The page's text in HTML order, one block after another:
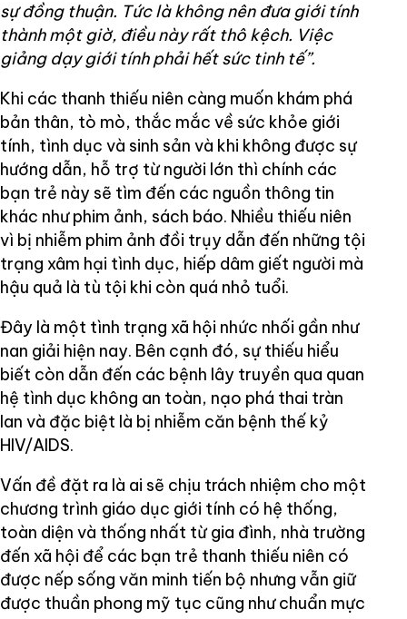
sự đồng thuận. Tức là không nên đưa giới tính
thành một giờ, điều này rất thô kệch. Việc
giảng dạy giới tính phải hết sức tinh tế”.
Khi các thanh thiếu niên càng muốn khám phá
bản thân, tò mò, thắc mắc về sức khỏe giới
tính, tình dục và sinh sản và khi không được sự
hướng dẫn, hỗ trợ từ người lớn thì chính các
bạn trẻ này sẽ tìm đến các nguồn thông tin
khác như phim ảnh, sách báo. Nhiều thiếu niên
vì bị nhiễm phim ảnh đồi trụy dẫn đến những tội
trạng xâm hại tình dục, hiếp dâm giết người mà
hậu quả là tù tội khi còn quá nhỏ tuổi.
Đây là một tình trạng xã hội nhức nhối gần như
nan giải hiện nay. Bên cạnh đó, sự thiếu hiểu
biết còn dẫn đến các bệnh lây truyền qua quan
hệ tình dục không an toàn, nạo phá thai tràn
lan và đặc biệt là bị nhiễm căn bệnh thế kỷ
HIV/AIDS.
Vấn đề đặt ra là ai sẽ chịu trách nhiệm cho một
chương trình giáo dục giới tính có hệ thống,
toàn diện và thống nhất từ gia đình, nhà trường
đến xã hội để các bạn trẻ thanh thiếu niên có
được nếp sống văn minh tiến bộ nhưng vẫn giữ
được thuần phong mỹ tục cũng như chuẩn mực